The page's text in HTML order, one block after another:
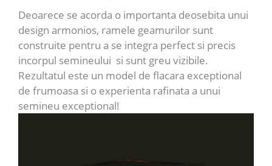
Deoarece se acorda o importanta deosebita unui
design armonios, ramele geamurilor sunt
construite pentru a se integra perfect si precis
incorpul semineului si sunt greu vizibile.
Rezultatul este un model de flacara exceptional
de frumoasa si o experienta rafinata a unui
semineu exceptional!